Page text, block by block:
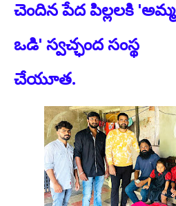
చెందిన పేద పిల్లలకి 'అమ్మ
ఒడి' స్వచ్ఛంద సంస్థ
చేయూత.